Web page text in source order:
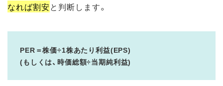
なれば割安と判断します。
PER＝株価÷1株あたり利益(EPS)
(もしくは、時価総額÷当期純利益)